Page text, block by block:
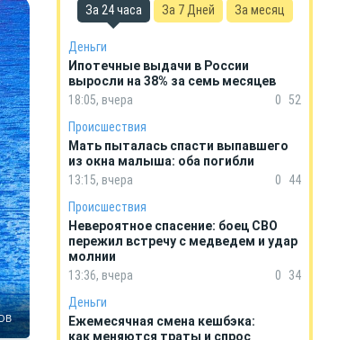
За 24 часа За 7 Дней За месяц
Деньги
Ипотечные выдачи в России
выросли на 38% за семь месяцев
18:05, вчера
0 52
Происшествия
Мать пыталась спасти выпавшего
из окна малыша: оба погибли
13:15, вчера
0
44
Происшествия
Невероятное спасение: боец СВО
пережил встречу с медведем и удар
молнии
13:36, вчера
0
34
Деньги
Ежемесячная смена кешбэка:
как меняются траты и спрос